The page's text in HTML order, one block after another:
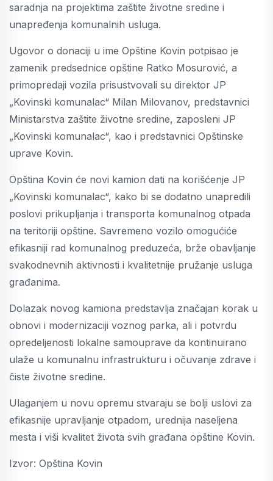
saradnja na projektima zaštite životne sredine i
unapređenja komunalnih usluga.
Ugovor o donaciji u ime Opštine Kovin potpisao je
zamenik predsednice opštine Ratko Mosurović, a
primopredaji vozila prisustvovali su direktor JP
„Kovinski komunalac“ Milan Milovanov, predstavnici
Ministarstva zaštite životne sredine, zaposleni JP
„Kovinski komunalac“, kao i predstavnici Opštinske
uprave Kovin.
Opština Kovin će novi kamion dati na korišćenje JP
„Kovinski komunalac“, kako bi se dodatno unapredili
poslovi prikupljanja i transporta komunalnog otpada
na teritoriji opštine. Savremeno vozilo omogućiće
efikasniji rad komunalnog preduzeća, brže obavljanje
svakodnevnih aktivnosti i kvalitetnije pružanje usluga
građanima.
Dolazak novog kamiona predstavlja značajan korak u
obnovi i modernizaciji voznog parka, ali i potvrdu
opredeljenosti lokalne samouprave da kontinuirano
ulaže u komunalnu infrastrukturu i očuvanje zdrave i
čiste životne sredine.
Ulaganjem u novu opremu stvaraju se bolji uslovi za
efikasnije upravljanje otpadom, urednija naseljena
mesta i viši kvalitet života svih građana opštine Kovin.
Izvor: Opština Kovin